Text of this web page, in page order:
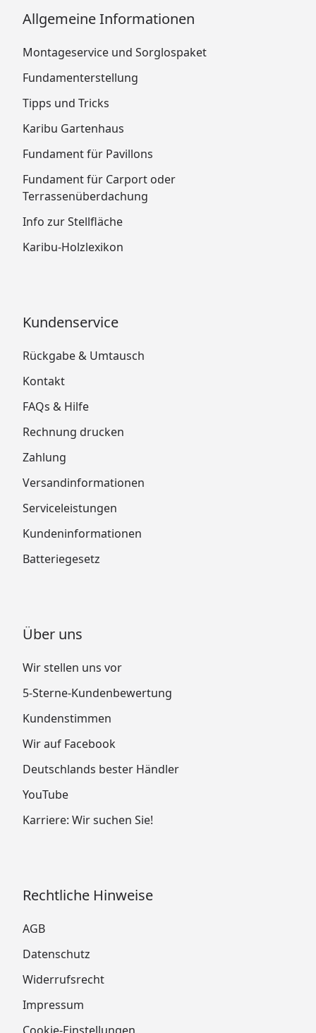
Allgemeine Informationen
Montageservice und Sorglospaket
Fundamenterstellung
Tipps und Tricks
Karibu Gartenhaus
Fundament für Pavillons
Fundament für Carport oder
Terrassenüberdachung
Info zur Stellfläche
Karibu-Holzlexikon
Kundenservice
Rückgabe & Umtausch
Kontakt
FAQs & Hilfe
Rechnung drucken
Zahlung
Versandinformationen
Serviceleistungen
Kundeninformationen
Batteriegesetz
Über uns
Wir stellen uns vor
5-Sterne-Kundenbewertung
Kundenstimmen
Wir auf Facebook
Deutschlands bester Händler
YouTube
Karriere: Wir suchen Sie!
Rechtliche Hinweise
AGB
Datenschutz
Widerrufsrecht
Impressum